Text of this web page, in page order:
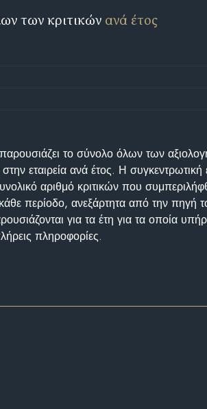
των κριτικών ανά έτος
το σύνολο όλων των
εταιρεία ανά έτος. Η συγκεντρωτική
αριθμό κριτικών που
περίοδο, ανεξάρτητα από την πηγή
για τα έτη για τα οποία
πληροφορίες.